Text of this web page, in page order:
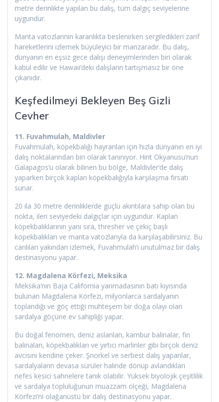
metre derinlikte yapılan bu dalış, tüm dalgıç seviyelerine
uygundur.
Manta vatozlarının karanlıkta beslenirken sergiledikleri zarif
hareketlerini izlemek büyüleyici bir manzaradır. Bu dalış,
dünyanın en eşsiz gece dalışı deneyimlerinden biri olarak
kabul edilir ve Hawaii’deki dalışların tartışmasız bir öne
çıkanıdır.
Keşfedilmeyi Bekleyen Beş Gizli
Cevher
11. Fuvahmulah, Maldivler
Fuvahmulah, köpekbalığı hayranları için hızla dünyanın en iyi
dalış noktalarından biri olarak tanınıyor. Hint Okyanusu’nun
Galapagos’u olarak bilinen bu bölge, Maldivler’de dalış
yaparken birçok kaplan köpekbalığıyla karşılaşma fırsatı
sunar.
20 ila 30 metre derinliklerde güçlü akıntılara sahip olan bu
nokta, ileri seviyedeki dalgıçlar için uygundur. Kaplan
köpekbalıklarının yanı sıra, thresher ve çekiç başlı
köpekbalıkları ve manta vatozlarıyla da karşılaşabilirsiniz. Bu
canlıları yakından izlemek, Fuvahmulah’ı unutulmaz bir dalış
destinasyonu yapar.
12. Magdalena Körfezi, Meksika
Meksika’nın Baja California yarımadasının batı kıyısında
bulunan Magdalena Körfezi, milyonlarca sardalyanın
toplandığı ve göç ettiği muhteşem bir doğa olayı olan
sardalya göçüne ev sahipliği yapar.
Bu doğal fenomen, deniz aslanları, kambur balinalar, fin
balinaları, köpekbalıkları ve yırtıcı marlinler gibi birçok deniz
avcısını kendine çeker. Şnorkel ve serbest dalış yapanlar,
sardalyaların devasa sürüler halinde dönüp avlandıkları
nefes kesici sahnelere tanık olabilir. Yüksek biyolojik çeşitlilik
ve sardalya topluluğunun muazzam ölçeği, Magdalena
Körfezi’ni olağanüstü bir dalış destinasyonu yapar.